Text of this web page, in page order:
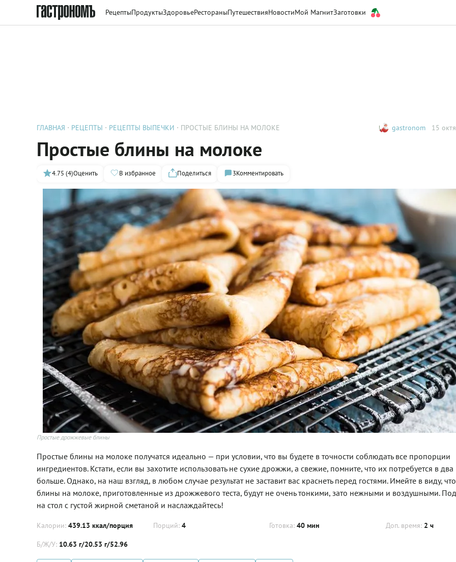
РецептыПродуктыЗдоровьеРестораныПутешествияНовостиМой МагнитЗаготовки
ГЛАВНАЯ РЕЦЕПТЫ РЕЦЕПТЫ ВЫПЕЧКИ ПРОСТЫЕ БЛИНЫ НА МОЛОКЕ gastronom 15
Простые блины на молоке
4.75 (4)Оценить В избранное Поделиться 3Комментировать
Простые дрожжевые блины
Простые блины на молоке получатся идеально — при условии, что вы будете в точности соблюдать все пропорции
ингредиентов. Кстати, если вы захотите использовать не сухие дрожжи, а свежие, помните, что их потребуется в два
больше. Однако, на наш взгляд, в любом случае результат не заставит вас краснеть перед гостями. Имейте в виду,
блины на молоке, приготовленные из дрожжевого теста, будут не очень тонкими, зато нежными и воздушными.
на стол с густой жирной сметаной и наслаждайтесь!
Калории: 439.13 ккал/порция Порций: 4 Готовка: 40 мин Доп. время: 2 ч
Б/Ж/У: 10.63 г/20.53 г/52.96